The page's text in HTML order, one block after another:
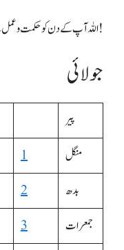
— اللہ آپ کے دن کو حکمت و عمل سے روشن رکھے!
جولائی
پیر
1
منگل
2
بدھ
3
جمعرات